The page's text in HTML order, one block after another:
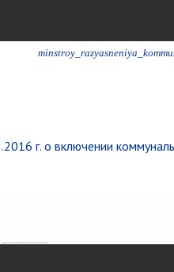
г. о включении